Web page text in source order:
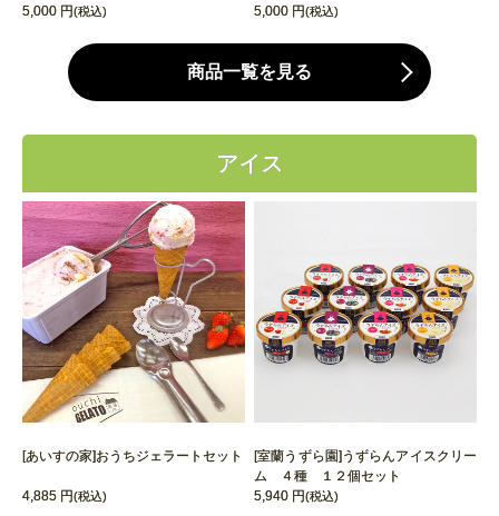
5,000 円(税込)
5,000 円(税込)
商品一覧を見る
アイス
[あいすの家]おうちジェラートセット
4,885 円(税込)
[室蘭うずら園]うずらんアイスクリー
ム ４種 １２個セット
5,940 円(税込)